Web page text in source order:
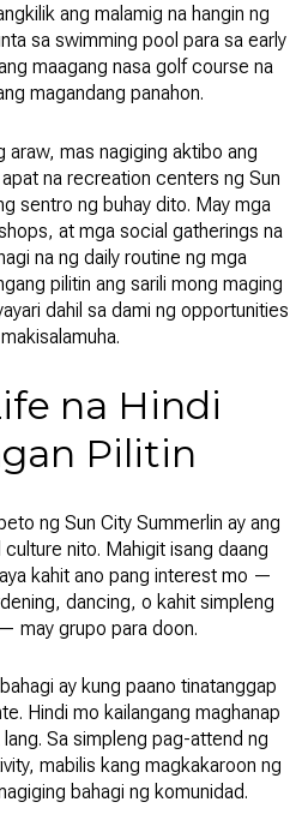
ang malamig na hangin ng
sa swimming pool para sa early
maagang nasa golf course na
magandang panahon.
araw, mas nagiging aktibo ang
na recreation centers ng Sun
sentro ng buhay dito. May mga
at mga social gatherings na
na ng daily routine ng mga
pilitin ang sarili mong maging
dahil sa dami ng opportunities
na Hindi
Pilitin
ng Sun City Summerlin ay ang
nito. Mahigit isang daang
kahit ano pang interest mo —
dancing, o kahit simpleng
may grupo para doon.
ay kung paano tinatanggap
Hindi mo kailangang maghanap
Sa simpleng pag-attend ng
mabilis kang magkakaroon ng
bahagi ng komunidad.